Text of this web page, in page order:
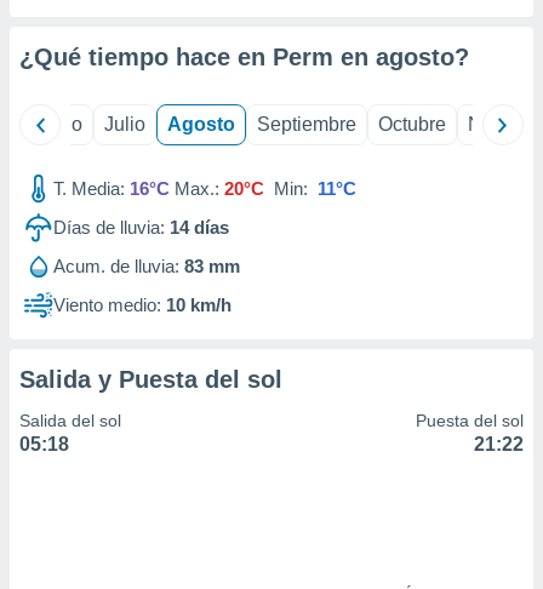
mediante
publicidad
1199
¿Qué tiempo hace en Perm en agosto?
Junio Julio Agosto Septiembre Octubre
T. Media: 16°C Max.: 20°C Min: 11°C
Días de lluvia: 14días
Acum. de lluvia: 83 mm
Viento medio: 10 km/h
Salida y Puesta del sol
Salida del sol
05:18
Puesta del sol
21:22